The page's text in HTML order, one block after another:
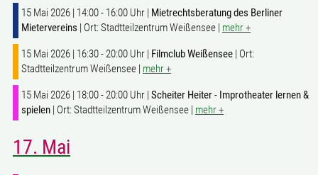
15 Mai 2026 | 14:00 - 16:00 Uhr | Mietrechtsberatung des Berliner
Mietervereins | Ort: Stadtteilzentrum Weißensee | mehr +
15 Mai 2026 | 16:30 - 20:00 Uhr | Filmclub Weißensee | Ort:
Stadtteilzentrum Weißensee | mehr +
15 Mai 2026 | 18:00 - 20:00 Uhr | Scheiter Heiter - Improtheater lernen &
spielen | Ort: Stadtteilzentrum Weißensee | mehr +
17. Mai